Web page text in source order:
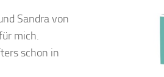
Sandra von
mich.
schon in